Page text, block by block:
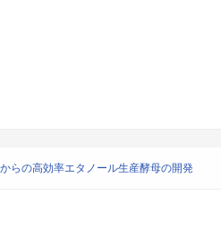
らの高効率エタノール生産酵母の開発